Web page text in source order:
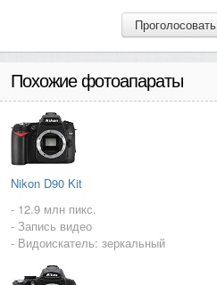
Проголосовать
Похожие фотоапараты
Nikon D90 Kit
- 12.9 млн пикс.
- Запись видео
- Видоискатель: зеркальный